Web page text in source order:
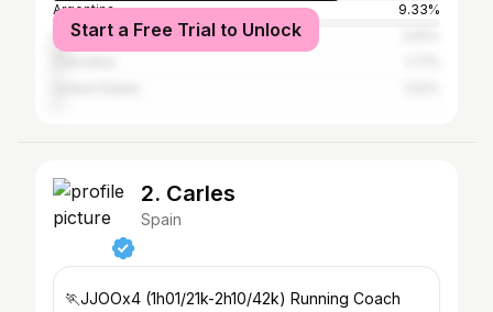
Argentina
9.33%
Chile
Start a Free Trial to Unlock
2. Carles
Spain
🏃JJOOx4 (1h01/21k-2h10/42k) Running Coach